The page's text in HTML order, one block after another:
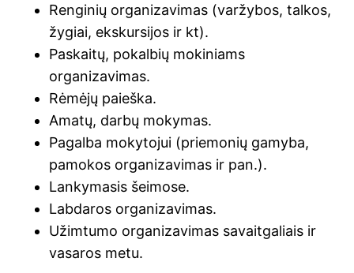
Renginių organizavimas (varžybos, talkos,
žygiai, ekskursijos ir kt).
Paskaitų, pokalbių mokiniams
organizavimas.
Rėmėjų paieška.
Amatų, darbų mokymas.
Pagalba mokytojui (priemonių gamyba,
pamokos organizavimas ir pan.).
Lankymasis šeimose.
Labdaros organizavimas.
Užimtumo organizavimas savaitgaliais ir
vasaros metu.